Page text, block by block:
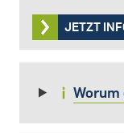
JETZT